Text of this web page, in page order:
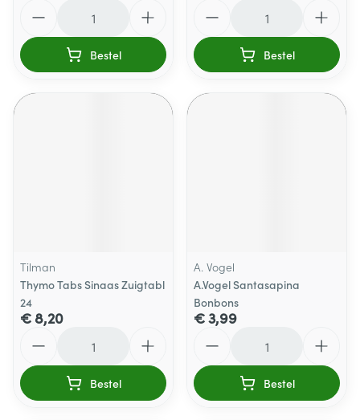
Bestel Bestel
Tilman
Thymo Tabs Sinaas Zuigtabl
24
€ 8,20
Bestel
A. Vogel
A.Vogel Santasapina
Bonbons
€ 3,99
Bestel